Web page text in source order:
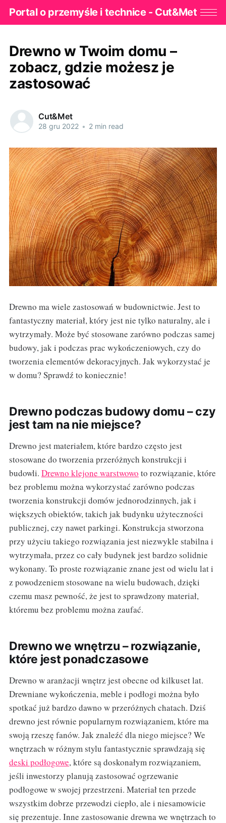
Portal o przemyśle i technice - Cut&Met
Drewno w Twoim domu –
zobacz, gdzie możesz je
zastosować
Cut&Met
28 gru 2022 • 2 min read
Drewno ma wiele zastosowań w budownictwie. Jest to
fantastyczny materiał, który jest nie tylko naturalny, ale i
wytrzymały. Może być stosowane zarówno podczas samej
budowy, jak i podczas prac wykończeniowych, czy do
tworzenia elementów dekoracyjnych. Jak wykorzystać je
w domu? Sprawdź to koniecznie!
Drewno podczas budowy domu – czy
jest tam na nie miejsce?
Drewno jest materiałem, które bardzo często jest
stosowane do tworzenia przeróżnych konstrukcji i
budowli. Drewno klejone warstwowo to rozwiązanie, które
bez problemu można wykorzystać zarówno podczas
tworzenia konstrukcji domów jednorodzinnych, jak i
większych obiektów, takich jak budynku użyteczności
publicznej, czy nawet parkingi. Konstrukcja stworzona
przy użyciu takiego rozwiązania jest niezwykle stabilna i
wytrzymała, przez co cały budynek jest bardzo solidnie
wykonany. To proste rozwiązanie znane jest od wielu lat i
z powodzeniem stosowane na wielu budowach, dzięki
czemu masz pewność, że jest to sprawdzony materiał,
któremu bez problemu można zaufać.
Drewno we wnętrzu – rozwiązanie,
które jest ponadczasowe
Drewno w aranżacji wnętrz jest obecne od kilkuset lat.
Drewniane wykończenia, meble i podłogi można było
spotkać już bardzo dawno w przeróżnych chatach. Dziś
drewno jest równie popularnym rozwiązaniem, które ma
swoją rzeszę fanów. Jak znaleźć dla niego miejsce? We
wnętrzach w różnym stylu fantastycznie sprawdzają się
deski podłogowe, które są doskonałym rozwiązaniem,
jeśli inwestorzy planują zastosować ogrzewanie
podłogowe w swojej przestrzeni. Materiał ten przede
wszystkim dobrze przewodzi ciepło, ale i niesamowicie
się prezentuje. Inne zastosowanie drewna we wnętrzach to